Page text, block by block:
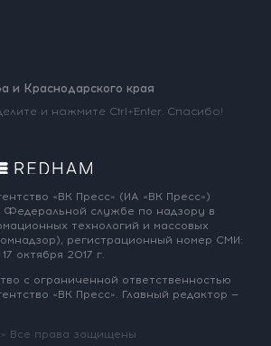
и Краснодарского края
и нажмите Ctrl+Enter. Спасибо!
«ВК Пресс» (ИА «ВК Пресс»)
Федеральной службе по надзору в
технологий и массовых
регистрационный номер СМИ:
17 октября 2017 г.
с ограниченной ответственностью
«ВК Пресс». Главный редактор —
Все права защищены